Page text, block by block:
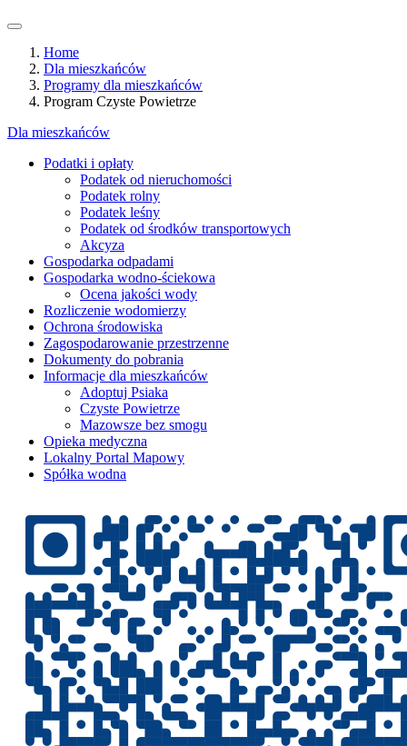
Home
Dla mieszkańców
Programy dla mieszkańców
Program Czyste Powietrze
Dla mieszkańców
Podatki i opłaty
Podatek od nieruchomości
Podatek rolny
Podatek leśny
Podatek od środków transportowych
Akcyza
Gospodarka odpadami
Gospodarka wodno-ściekowa
Ocena jakości wody
Rozliczenie wodomierzy
Ochrona środowiska
Zagospodarowanie przestrzenne
Dokumenty do pobrania
Informacje dla mieszkańców
Adoptuj Psiaka
Czyste Powietrze
Mazowsze bez smogu
Opieka medyczna
Lokalny Portal Mapowy
Spółka wodna